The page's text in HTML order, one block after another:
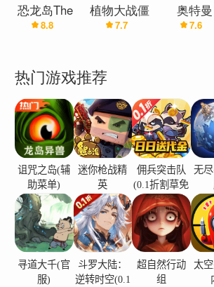
恐龙岛The
Isle(免号
8.8
植物大战僵
尸2：
7.7
奥特曼
Mugen
7.6
热门游戏推荐
诅咒之岛(辅
助菜单)
迷你枪战精
英
佣兵突击队
(0.1折割草免
费版)
无
寻道大千(官
服)
斗罗大陆：
逆转时空(0.1
超自然行动
组
太